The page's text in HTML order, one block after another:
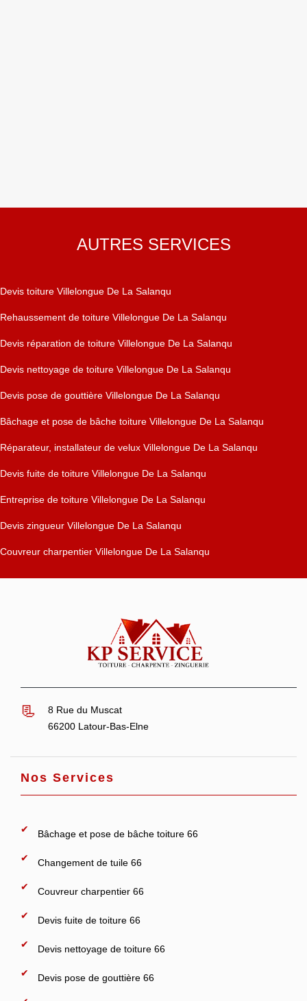
AUTRES SERVICES
Devis toiture Villelongue De La Salanqu
Rehaussement de toiture Villelongue De La Salanqu
Devis réparation de toiture Villelongue De La Salanqu
Devis nettoyage de toiture Villelongue De La Salanqu
Devis pose de gouttière Villelongue De La Salanqu
Bâchage et pose de bâche toiture Villelongue De La Salanqu
Réparateur, installateur de velux Villelongue De La Salanqu
Devis fuite de toiture Villelongue De La Salanqu
Entreprise de toiture Villelongue De La Salanqu
Devis zingueur Villelongue De La Salanqu
Couvreur charpentier Villelongue De La Salanqu
8 Rue du Muscat
66200 Latour-Bas-Elne
Nos Services
Bâchage et pose de bâche toiture 66
Changement de tuile 66
Couvreur charpentier 66
Devis fuite de toiture 66
Devis nettoyage de toiture 66
Devis pose de gouttière 66